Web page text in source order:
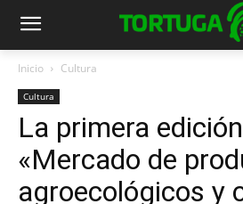
Inicio Cultura
Cultura
La primera
«Mercado de
agroecológicos y